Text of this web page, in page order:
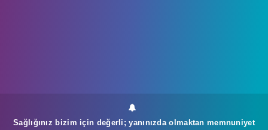
Sağlığınız bizim için değerli; yanınızda olmaktan memnuniyet